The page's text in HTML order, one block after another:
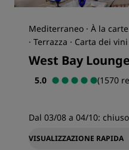
Mediterraneo · À la carte
· Terrazza · Carta dei vini
West Bay Lounge
5.0 (1570
Dal 03/08 a 04/10: chiuso
VISUALIZZAZIONE RAPIDA